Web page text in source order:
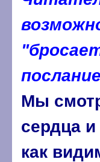
Мы
сердца
как